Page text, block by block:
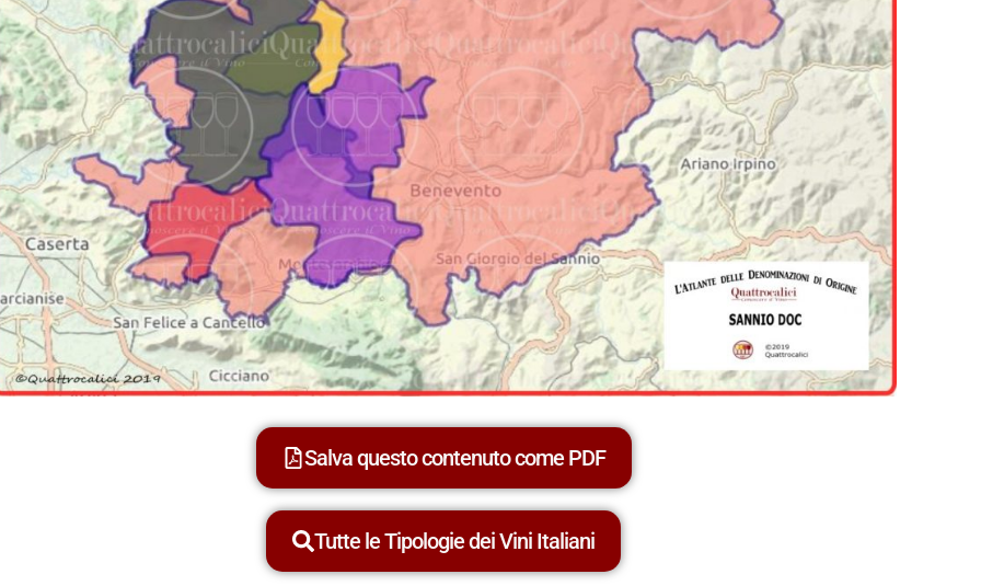
Salva questo contenuto come PDF
Tutte le Tipologie dei Vini Italiani